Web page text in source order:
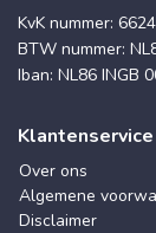
KvK nummer:
BTW nummer:
Iban: NL86 INGB
Klantenservice
Over ons
Algemene
Disclaimer